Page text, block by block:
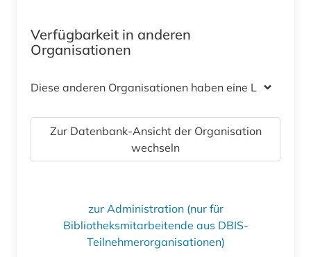
Verfügbarkeit in anderen
Organisationen
Diese anderen Organisationen haben eine Lizenz
Zur Datenbank-Ansicht der Organisation
wechseln
zur Administration (nur für
Bibliotheksmitarbeitende aus DBIS-
Teilnehmerorganisationen)